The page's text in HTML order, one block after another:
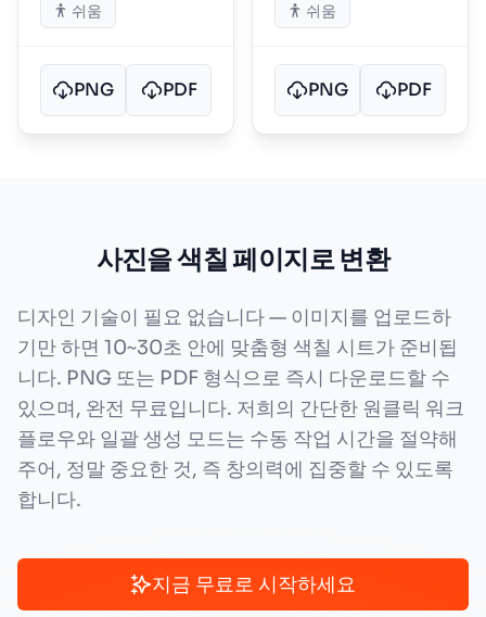
쉬움
PNG PDF
쉬움
PNG PDF
사진을 색칠 페이지로 변환
디자인 기술이 필요 없습니다 — 이미지를 업로드하
기만 하면 10~30초 안에 맞춤형 색칠 시트가 준비됩
니다. PNG 또는 PDF 형식으로 즉시 다운로드할 수
있으며, 완전 무료입니다. 저희의 간단한 원클릭 워크
플로우와 일괄 생성 모드는 수동 작업 시간을 절약해
주어, 정말 중요한 것, 즉 창의력에 집중할 수 있도록
합니다.
지금 무료로 시작하세요